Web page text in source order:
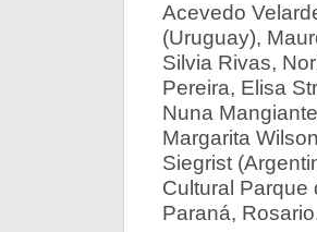
Acevedo
(Uruguay),
Silvia Rivas,
Pereira, Elisa
Nuna
Margarita
Siegrist
Cultural Parque
Paraná,